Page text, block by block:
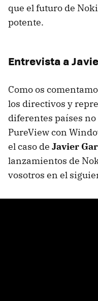
que el futuro de
potente.
Entrevista a
Como os
los directivos y
diferentes países
PureView con
el caso de Javier
lanzamientos de
vosotros en el